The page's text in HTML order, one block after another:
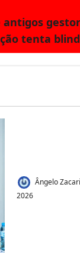
antigos
tenta
Ângelo
2026